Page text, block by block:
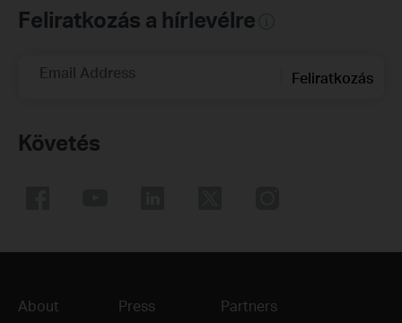
Feliratkozás a hírlevélre
Email Address Feliratkozás
Követés
About Press Partners